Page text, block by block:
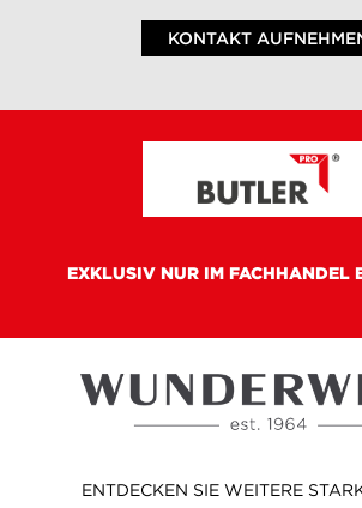
KONTAKT
EXKLUSIV NUR IM FACHHANDEL
ENTDECKEN SIE WEITERE